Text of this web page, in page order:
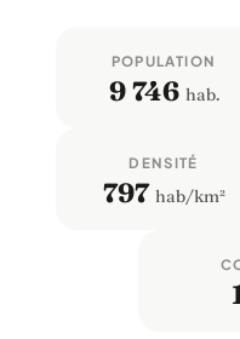
POPULATION
9 746 hab.
DENSITÉ
797 hab/km²